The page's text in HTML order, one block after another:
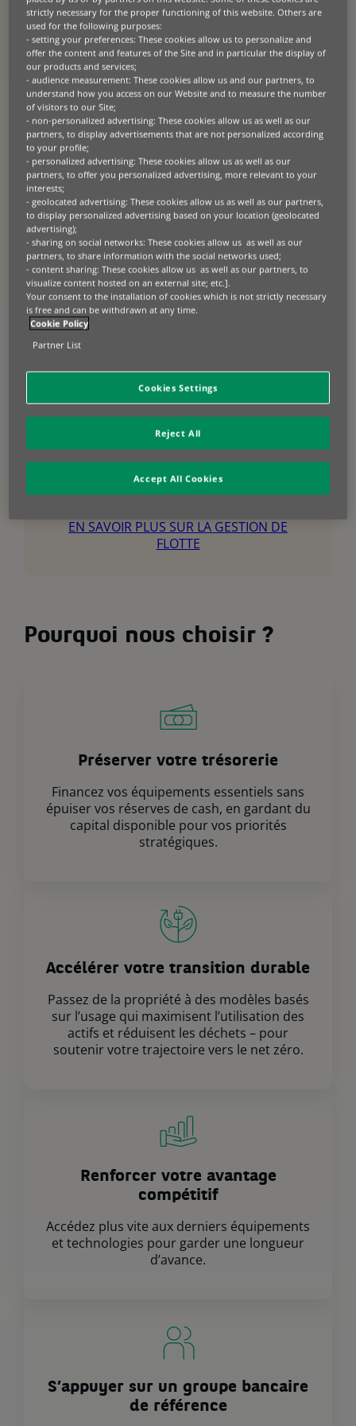
nécessaires à leur développement – sans
immobiliser le capital dont elles ont besoin pour
rester compétitives.
Depuis plus de 70 ans, nous accompagnons des
entreprises de toutes tailles pour financer les actifs
qui alimentent leurs opérations : des machines
agricoles et flottes de construction aux
technologies de santé et infrastructures IT.
Notre expertise couvre les secteurs qui
nourrissent, construisent, connectent, déplacent
et soignent les populations partout dans le monde.
En tant que membre de BNP Paribas – première
banque en Europe, présente dans 65 pays – nous
apportons la stabilité et la portée internationale
d’un grand groupe bancaire à chaque relation
client.
Libérez votre potentiel
de croissance.
Découvrez nos options de financement et
trouvez la solution adaptée à votre entreprise.
EN SAVOIR PLUS SUR LES SOLUTIONS DE
FINANCEMENT
Découvrez comment nos solutions de gestion
d’actifs peuvent simplifier votre quotidien.
EN SAVOIR PLUS SUR LA GESTION DE
FLOTTE
Pourquoi nous choisir ?
Préserver votre trésorerie
Financez vos équipements essentiels sans
épuiser vos réserves de cash, en gardant du
capital disponible pour vos priorités
stratégiques.
Accélérer votre transition durable
Passez de la propriété à des modèles basés
sur l’usage qui maximisent l’utilisation des
actifs et réduisent les déchets – pour
soutenir votre trajectoire vers le net zéro.
Renforcer votre avantage
compétitif
Accédez plus vite aux derniers équipements
et technologies pour garder une longueur
d’avance.
S’appuyer sur un groupe bancaire
de référence
strictly necessary for the proper functioning of this website. Others are
used for the following purposes:
- setting your preferences: These cookies allow us to personalize and
offer the content and features of the Site and in particular the display of
our products and services;
- audience measurement: These cookies allow us and our partners, to
understand how you access on our Website and to measure the number
of visitors to our Site;
- non-personalized advertising: These cookies allow us as well as our
partners, to display advertisements that are not personalized according
to your profile;
- personalized advertising: These cookies allow us as well as our
partners, to offer you personalized advertising, more relevant to your
interests;
- geolocated advertising: These cookies allow us as well as our partners,
to display personalized advertising based on your location (geolocated
advertising);
- sharing on social networks: These cookies allow us as well as our
partners, to share information with the social networks used;
- content sharing: These cookies allow us as well as our partners, to
visualize content hosted on an external site; etc.].
Your consent to the installation of cookies which is not strictly necessary
is free and can be withdrawn at any time.
Cookie Policy
Partner List
Cookies Settings
Reject All
Accept All Cookies